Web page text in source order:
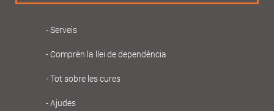
Navegació
principal
Gent
Gran
Serveis
Comprèn la llei de dependència
Tot sobre les cures
Ajudes